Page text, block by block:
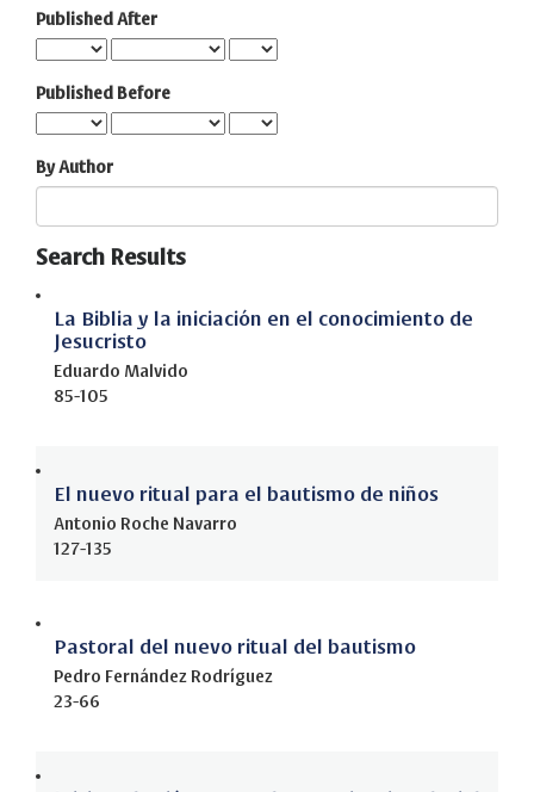
Published After
Published Before
By Author
Search Results
La Biblia y la iniciación en el conocimiento de
Jesucristo
Eduardo Malvido
85-105
El nuevo ritual para el bautismo de niños
Antonio Roche Navarro
127-135
Pastoral del nuevo ritual del bautismo
Pedro Fernández Rodríguez
23-66